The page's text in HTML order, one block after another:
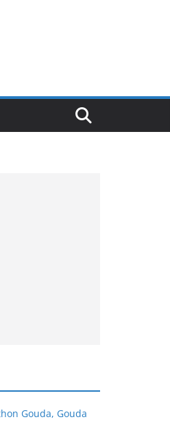
Gouda, Gouda